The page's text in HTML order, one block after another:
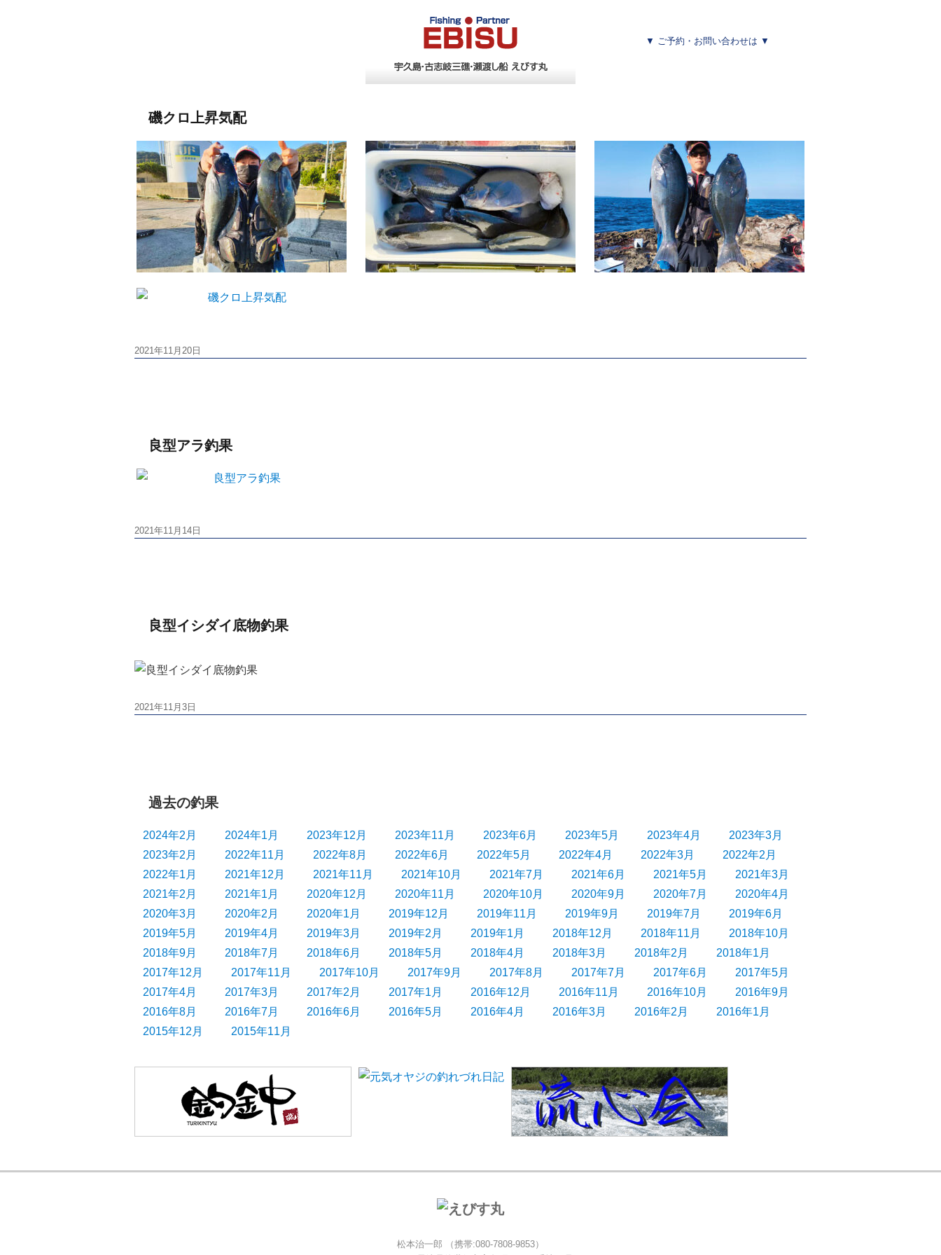
▼ ご予約・お問い合わせは ▼
磯クロ上昇気配
投
2021年11月20日
良型アラ釣果
投
2021年11月14日
良型イシダイ底物釣果
投
2021年11月3日
過去の釣果
2024年2月 2024年1月 2023年12月 2023年11月 2023年6月 2023年5月 2023年4月
2023年3月
2023年2月
2022年11月 2022年8月 2022年6月 2022年5月 2022年4月 2022年3月
2022年2月
2022年1月
2021年12月 2021年11月 2021年10月 2021年7月 2021年6月 2021年5月
2021年3月
2021年2月
2021年1月 2020年12月 2020年11月 2020年10月 2020年9月 2020年7月
2020年4月
2020年3月
2020年2月 2020年1月 2019年12月 2019年11月 2019年9月 2019年7月
2019年6月
2019年5月
2019年4月 2019年3月 2019年2月 2019年1月 2018年12月 2018年11月
2018年10月
2018年9月
2018年7月 2018年6月 2018年5月 2018年4月 2018年3月 2018年2月
2018年1月
2017年12月
2017年11月 2017年10月 2017年9月 2017年8月 2017年7月 2017年6月
2017年5月
2017年4月
2017年3月 2017年2月 2017年1月 2016年12月 2016年11月 2016年10月
2016年9月
2016年8月
2016年7月 2016年6月 2016年5月 2016年4月 2016年3月 2016年2月
2016年1月
2015年12月
2015年11月
松本治一郎 （携帯:080-7808-9853）